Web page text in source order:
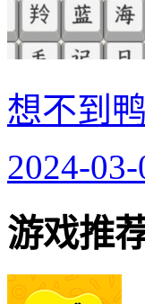
想不到
2024-03-
游戏推